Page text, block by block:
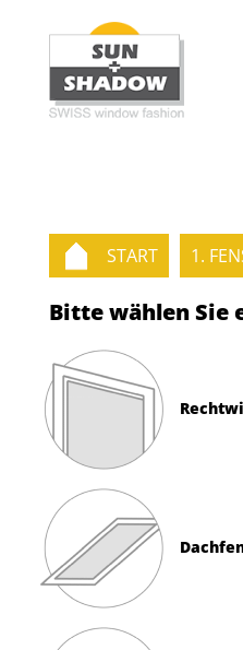
START 1.
Bitte wählen Sie